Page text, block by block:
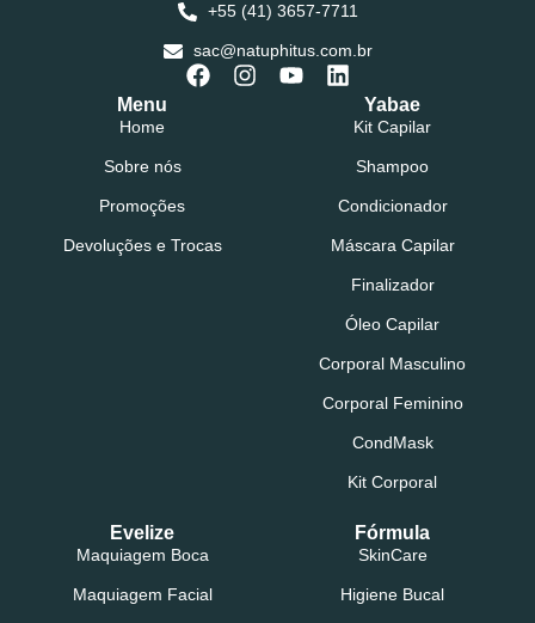
+55 (41) 3657-7711
sac@natuphitus.com.br
Menu
Home
Sobre nós
Promoções
Devoluções e Trocas
Yabae
Kit Capilar
Shampoo
Condicionador
Máscara Capilar
Finalizador
Óleo Capilar
Corporal Masculino
Corporal Feminino
CondMask
Kit Corporal
Evelize
Maquiagem Boca
Maquiagem Facial
Fórmula
SkinCare
Higiene Bucal